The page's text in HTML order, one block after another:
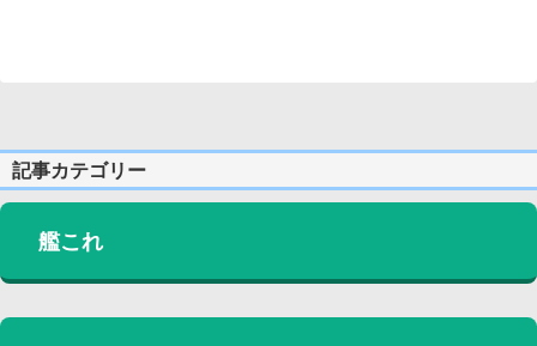
記事カテゴリー
艦これ